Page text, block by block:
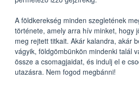
A földkerekség minden szegletének
története, amely arra hív minket, hogy
meg rejtett titkait. Akár kalandra, akár
vágyik, földgömbünkön mindenki talál
össze a csomagjaidat, és indulj el e
utazásra. Nem fogod megbánni!